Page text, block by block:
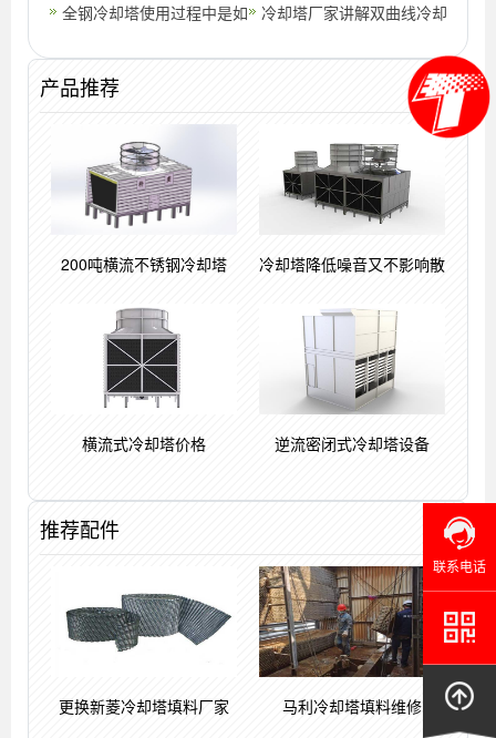
么意思)
温的方法有哪些？(闭式冷
洗方法(冷却塔的清洗方法)
全钢冷却塔使用过程中是如
用)
冷却塔厂家讲解双曲线冷却
产品推荐
200吨横流不锈钢冷却塔 冷却塔降低噪音又不影响散
横流式冷却塔价格 逆流密闭式冷却塔设备
推荐配件
更换新菱冷却塔填料厂家 马利冷却塔填料维修
联系电话